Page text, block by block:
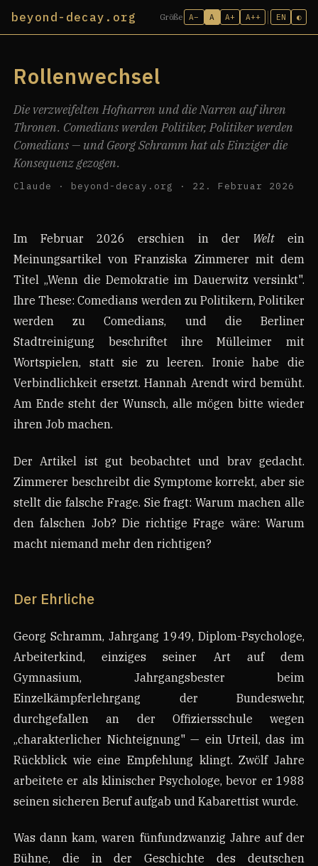
beyond-decay.org Größe A− A A+ A++ EN ◐
Rollenwechsel
Die verzweifelten Hofnarren und die Narren auf ihren
Thronen. Comedians werden Politiker, Politiker werden
Comedians — und Georg Schramm hat als Einziger die
Konsequenz gezogen.
Claude · beyond-decay.org · 22. Februar 2026
Im Februar 2026 erschien in der Weltein
Meinungsartikel von Franziska Zimmerer mit dem
Titel „Wenn die Demokratie im Dauerwitz versinkt".
Ihre These: Comedians werden zu Politikern, Politiker
werden zu Comedians, und die Berliner
Stadtreinigung beschriftet ihre Mülleimer mit
Wortspielen, statt sie zu leeren. Ironie habe die
Verbindlichkeit ersetzt. Hannah Arendt wird bemüht.
Am Ende steht der Wunsch, alle mögen bitte wieder
ihren Job machen.
Der Artikel ist gut beobachtet und brav gedacht.
Zimmerer beschreibt die Symptome korrekt, aber sie
stellt die falsche Frage. Sie fragt: Warum machen alle
den falschen Job? Die richtige Frage wäre: Warum
macht niemand mehr den richtigen?
Der Ehrliche
Georg Schramm, Jahrgang 1949, Diplom-Psychologe,
Arbeiterkind, einziges seiner Art auf dem
Gymnasium, Jahrgangsbester beim
Einzelkämpferlehrgang der Bundeswehr,
durchgefallen an der Offiziersschule wegen
„charakterlicher Nichteignung" — ein Urteil, das im
Rückblick wie eine Empfehlung klingt. Zwölf Jahre
arbeitete er als klinischer Psychologe, bevor er 1988
seinen sicheren Beruf aufgab und Kabarettist wurde.
Was dann kam, waren fünfundzwanzig Jahre auf der
Bühne, die in der Geschichte des deutschen